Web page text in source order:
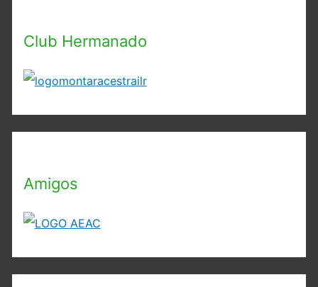
Club Hermanado
Amigos